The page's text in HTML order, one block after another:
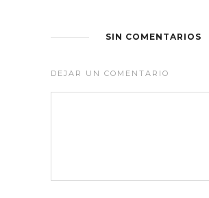
SIN COMENTARIOS
DEJAR UN COMENTARIO